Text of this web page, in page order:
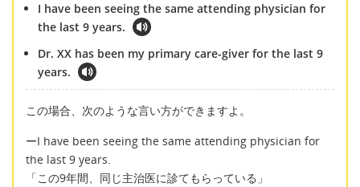
I have been seeing the same attending physician for
the last 9 years.
Dr. XX has been my primary care-giver for the last 9
years.
この場合、次のような言い方ができますよ。
ーI have been seeing the same attending physician for
the last 9 years.
「この9年間、同じ主治医に診てもらっている」